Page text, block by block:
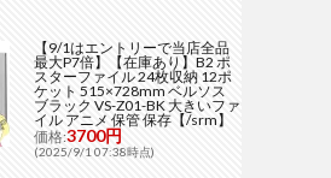
【9/1はエントリーで当店全品
最大P7倍】【在庫あり】B2 ポ
スターファイル 24枚収納 12ポ
ケット 515×728mm ベルソス
ブラック VS-Z01-BK 大きいファ
イル アニメ 保管 保存【/srm】
価格:3700円
(2025/9/1 07:38時点)